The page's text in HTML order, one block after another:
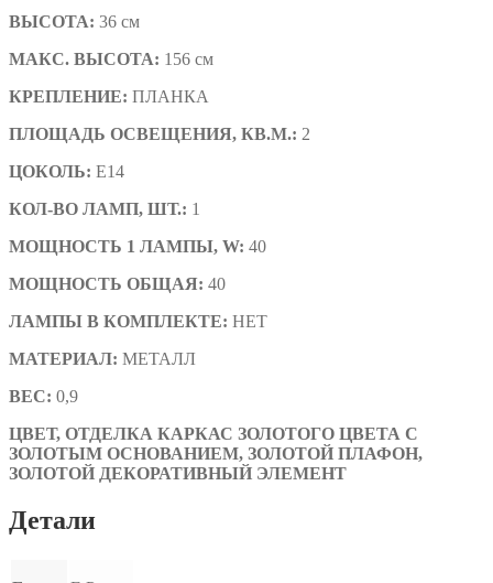
ВЫСОТА: 36 см
МАКС. ВЫСОТА: 156 см
КРЕПЛЕНИЕ: ПЛАНКА
ПЛОЩАДЬ ОСВЕЩЕНИЯ, КВ.М.: 2
ЦОКОЛЬ: E14
КОЛ-ВО ЛАМП, ШТ.: 1
МОЩНОСТЬ 1 ЛАМПЫ, W: 40
МОЩНОСТЬ ОБЩАЯ: 40
ЛАМПЫ В КОМПЛЕКТЕ: НЕТ
МАТЕРИАЛ: МЕТАЛЛ
ВЕС: 0,9
ЦВЕТ, ОТДЕЛКА КАРКАС ЗОЛОТОГО ЦВЕТА С
ЗОЛОТЫМ ОСНОВАНИЕМ, ЗОЛОТОЙ ПЛАФОН,
ЗОЛОТОЙ ДЕКОРАТИВНЫЙ ЭЛЕМЕНТ
Детали